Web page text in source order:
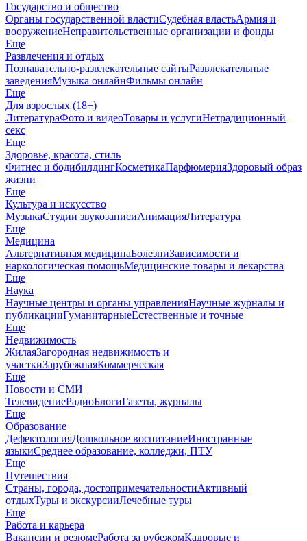
Государство и общество
Органы государственной властиСудебная властьАрмия и
вооружениеНеправительственные организации и фонды
Еще
Развлечения и отдых
Познавательно-развлекательные сайтыРазвлекательные
заведенияМузыка онлайнФильмы онлайн
Еще
Для взрослых (18+)
ЛитератураФото и видеоТовары и услугиНетрадиционный
секс
Еще
Здоровье, красота, стиль
Фитнес и бодибилдингКосметикаПарфюмерияЗдоровый образ
жизни
Еще
Культура и искусство
МузыкаСтудии звукозаписиАнимацияЛитература
Еще
Медицина
Альтернативная медицинаБолезниЗависимости и
наркологическая помощьМедицинские товары и лекарства
Еще
Наука
Научные центры и органы управленияНаучные журналы и
публикацииГуманитарныеЕстественные и точные
Еще
Недвижимость
ЖилаяЗагородная недвижимость и
участкиЗарубежнаяКоммерческая
Еще
Новости и СМИ
ТелевидениеРадиоБлогиГазеты, журналы
Еще
Образование
ДефектологияДошкольное воспитаниеИностранные
языкиСреднее образование, колледжи, ПТУ
Еще
Путешествия
Страны, города, достопримечательностиАктивный
отдыхТуры и экскурсииЛечебные туры
Еще
Работа и карьера
Вакансии и резюмеРабота за рубежомКадровые и